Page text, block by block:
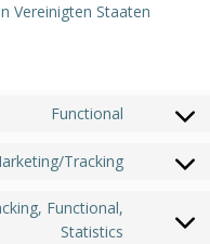
Vereinigten Staaten
Functional
Consent
service
Tracking
Consent
service
Functional,
Statistics
Consent